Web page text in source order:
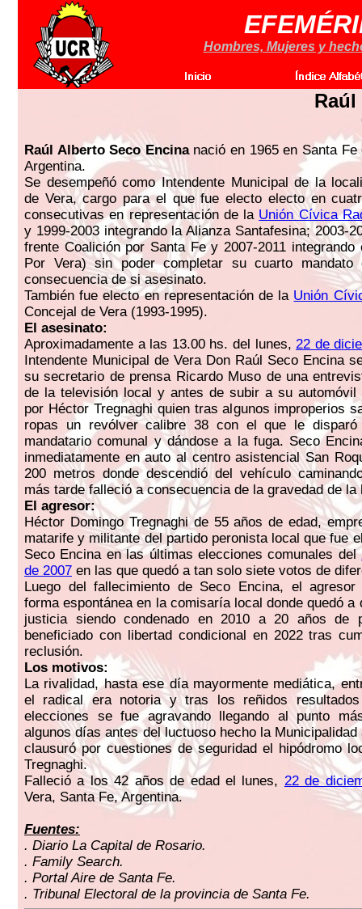
Hombres, Mujeres y
Raúl
Raúl Alberto Seco Encinanació en 1965 en Santa Fe
Argentina.
Se desempeñó como Intendente Municipal de la
de Vera, cargo para el que fue electo electo en
consecutivas en representación de la Unión Cívica
y 1999-2003 integrando la Alianza Santafesina; 2003-
frente Coalición por Santa Fe y 2007-2011
Por Vera) sin poder completar su cuarto mandato
consecuencia de si asesinato.
También fue electo en representación de la Unión
Concejal de Vera (1993-1995).
El asesinato:
Aproximadamente a las 13.00 hs. del lunes,22 de
Intendente Municipal de Vera Don Raúl Seco Encina
su secretario de prensa Ricardo Muso de una
de la televisión local y antes de subir a su automóvil
por Héctor Tregnaghi quien tras algunos improperios
ropas un revólver calibre 38 con el que le
mandatario comunal y dándose a la fuga. Seco
inmediatamente en auto al centro asistencial San
200 metros donde descendió del vehículo
más tarde falleció a consecuencia de la gravedad de la
El agresor:
Héctor Domingo Tregnaghi de 55 años de edad,
matarife y militante del partido peronista local que fue
Seco Encina en las últimas elecciones comunales del
de 2007 en las que quedó a tan solo siete votos de
Luego del fallecimiento de Seco Encina, el
forma espontánea en la comisaría local donde quedó a
justicia siendo condenado en 2010 a 20 años de
beneficiado con libertad condicional en 2022 tras
reclusión.
Los motivos:
La rivalidad, hasta ese día mayormente mediática,
el radical era notoria y tras los reñidos
elecciones se fue agravando llegando al punto
algunos días antes del luctuoso hecho la
clausuró por cuestiones de seguridad el hipódromo
Tregnaghi.
Falleció a los 42 años de edad el lunes, 22 de
Vera, Santa Fe, Argentina.
Fuentes:
. Diario La Capital de Rosario.
. Family Search.
. Portal Aire de Santa Fe.
. Tribunal Electoral de la provincia de Santa Fe.